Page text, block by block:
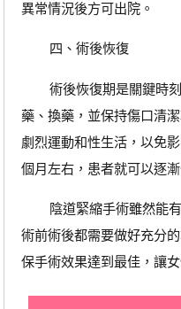
異常情況後方可出院。
四、術後恢復
術後恢復期是關鍵時刻
藥、換藥，並保持傷口清
劇烈運動和性生活，以免
個月左右，患者就可以逐
陰道緊縮手術雖然能有
術前術後都需要做好充分
保手術效果達到最佳，讓